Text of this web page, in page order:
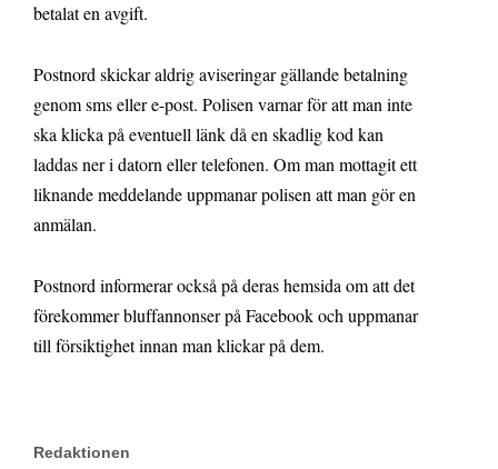
betalat en avgift.
Postnord skickar aldrig aviseringar gällande betalning
genom sms eller e-post. Polisen varnar för att man inte
ska klicka på eventuell länk då en skadlig kod kan
laddas ner i datorn eller telefonen. Om man mottagit ett
liknande meddelande uppmanar polisen att man gör en
anmälan.
Postnord informerar också på deras hemsida om att det
förekommer bluffannonser på Facebook och uppmanar
till försiktighet innan man klickar på dem.
Redaktionen